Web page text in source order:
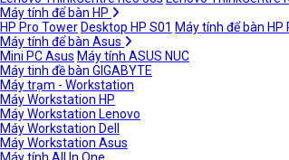
Máy tính để bàn HP
HP Pro Tower Desktop HP S01 Máy tính để bàn HP
Máy tính để bàn Asus
Mini PC Asus Máy tính ASUS NUC
Máy tinh đề bàn GIGABYTE
Máy trạm - Workstation
Máy Workstation HP
Máy Workstation Lenovo
Máy Workstation Dell
Máy Workstation Asus